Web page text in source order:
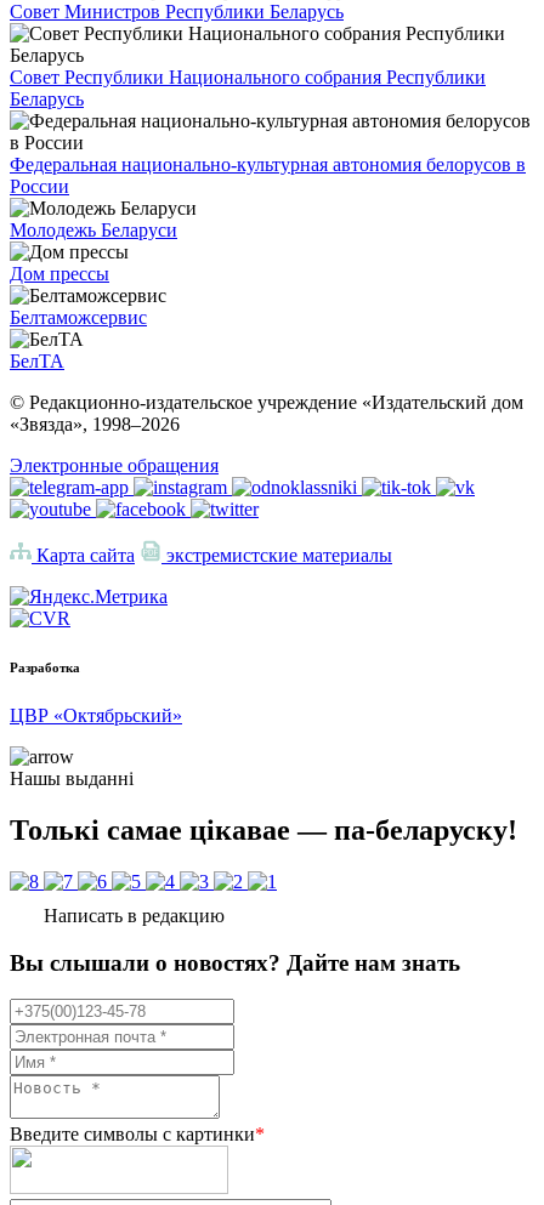
Совет Министров Республики Беларусь
Совет Республики Национального собрания Республики
Беларусь
Федеральная национально-культурная автономия белорусов в
России
Молодежь Беларуси
Дом прессы
Белтаможсервис
БелТА
© Редакционно-издательское учреждение «Издательский дом
«Звязда», 1998–2026
Электронные обращения
Карта сайта экстремистские материалы
Разработка
ЦВР «Октябрьский»
Нашы выданні
Толькі самае цікавае — па-беларуску!
Написать в редакцию
Вы слышали о новостях? Дайте нам знать
Введите символы с картинки*